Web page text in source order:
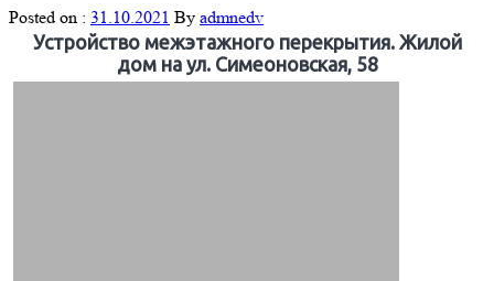
Posted on : 31.10.2021 By admnedv
Устройство межэтажного перекрытия. Жилой
дом на ул. Симеоновская, 58